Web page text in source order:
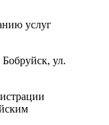
услуг
Бобруйск, ул.